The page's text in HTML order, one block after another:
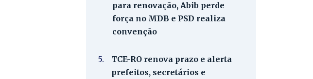
para renovação, Abib perde
força no MDB e PSD realiza
convenção
5.
TCE-RO renova prazo e alerta
prefeitos, secretários e